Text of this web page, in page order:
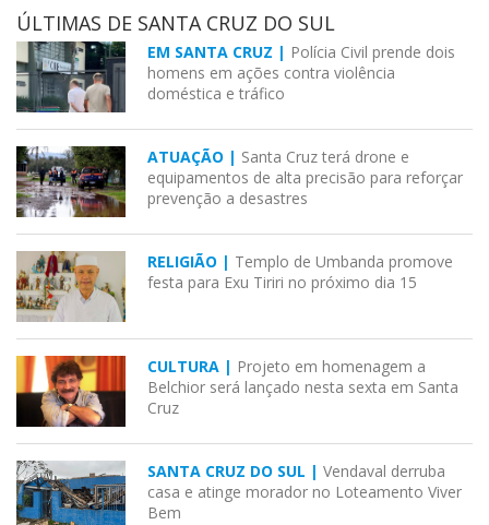
ÚLTIMAS DE SANTA CRUZ DO SUL
EM SANTA CRUZ | Polícia Civil prende dois
homens em ações contra violência
doméstica e tráfico
ATUAÇÃO | Santa Cruz terá drone e
equipamentos de alta precisão para reforçar
prevenção a desastres
RELIGIÃO | Templo de Umbanda promove
festa para Exu Tiriri no próximo dia 15
CULTURA | Projeto em homenagem a
Belchior será lançado nesta sexta em Santa
Cruz
SANTA CRUZ DO SUL | Vendaval derruba
casa e atinge morador no Loteamento Viver
Bem